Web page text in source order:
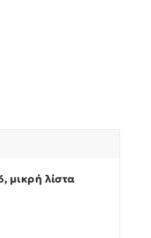
μικρή λίστα